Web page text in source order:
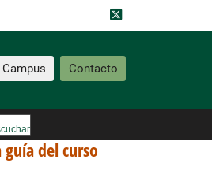
Campus Contacto
del curso